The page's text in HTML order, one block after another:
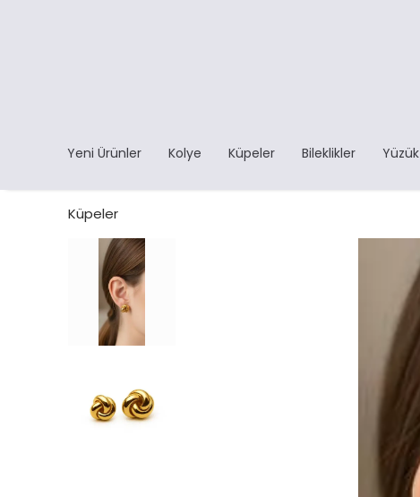
Yeni Ürünler Kolye Küpeler Bileklikler Yüzük
Küpeler